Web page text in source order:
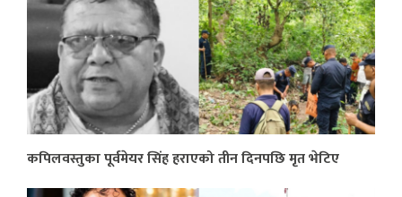
कपिलवस्तुका पूर्वमेयर सिंह हराएको तीन दिनपछि मृत भेटिए